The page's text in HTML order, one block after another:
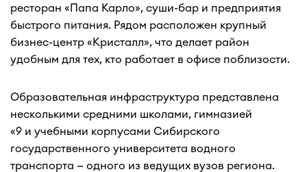
ресторан «Папа Карло», суши-бар и предприятия
быстрого питания. Рядом расположен крупный
бизнес-центр «Кристалл», что делает район
удобным для тех, кто работает в офисе поблизости.
Образовательная инфраструктура представлена
несколькими средними школами, гимназией
«9 и учебными корпусами Сибирского
государственного университета водного
транспорта — одного из ведущих вузов региона.